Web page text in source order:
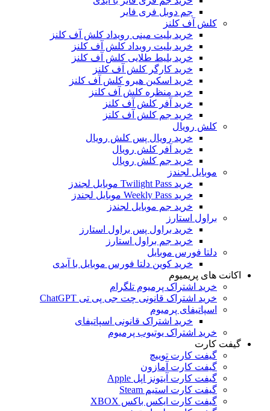
جم دوبل فری فایر
کلش آف کلنز
خرید بلیت مینی رویداد کلش آف کلنز
خرید بلیت رویداد کلش آف کلنز
خرید بلیط طلایی کلش آف کلنز
خرید کارگر کلش آف کلنز
خرید اسکین هیرو کلش آف کلنز
خرید منظره کلش آف کلنز
خرید آفر کلش آف کلنز
خرید جم کلش آف کلنز
کلش رویال
خرید رویال پس کلش رویال
خرید آفر کلش رویال
خرید جم کلش رویال
موبایل لجندز
خرید Twilight Pass موبایل لجندز
خرید Weekly Pass موبایل لجندز
خرید جم موبایل لجندز
براول استارز
خرید براول پس براول استارز
خرید جم براول استارز
دلتا فورس موبایل
خرید کوین دلتا فورس موبایل با آیدی
اکانت های پریمیوم
خرید اشتراک پرمیوم تلگرام
خرید اشتراک قانونی چت جی پی تی ChatGPT
اسپاتیفای پرمیوم
خرید اشتراک قانونی اسپاتیفای
خرید اشتراک یوتیوب پرمیوم
گیفت کارت
گیفت کارت توییچ
گیفت کارت آمازون
گیفت کارت آیتونز اپل Apple
گیفت کارت استیم Steam
گیفت کارت ایکس باکس XBOX